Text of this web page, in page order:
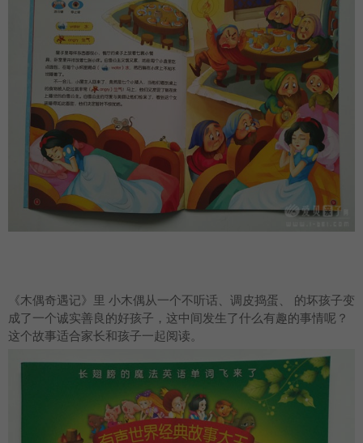
《木偶奇遇记》里 小木偶从一个不听话、调皮捣蛋、 的坏孩子变
成了一个诚实善良的好孩子，这中间发生了什么有趣的事情呢？
这个故事适合家长和孩子一起阅读。